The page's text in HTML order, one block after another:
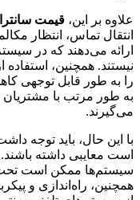
علاوه بر این، قیمت
انتقال تماس، انتظار
ارائه می‌دهند که در
را به طور قابل توجهی
به طور مرتب با
می‌گیرند.
با این حال، باید توجه
است معایبی داشته
سیستم‌ها ممکن است تحت
همچنین، راه‌اندازی و